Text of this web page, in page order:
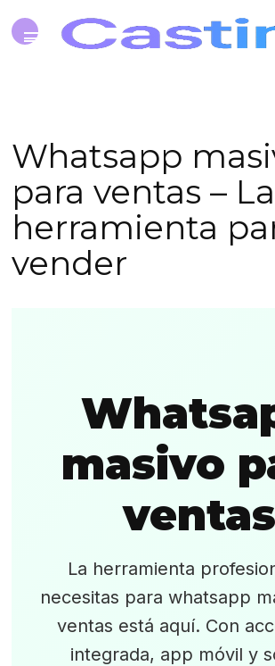
Whatsapp
para ventas –
herramienta
vender
masivo
ventas
La herramienta
necesitas para whatsapp
ventas está aquí. Con
integrada, app móvil y